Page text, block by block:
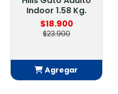
Indoor 1.58 Kg.
$18.900
$23.900
Agregar